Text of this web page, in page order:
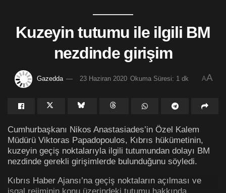
Kuzeyin tutumu ile ilgili BM
nezdinde girişim
Gazedda 23 Haziran 2020 Okuma Süresi: 1 dk AA
Cumhurbaşkanı Nikos Anastasiades’in Özel Kalem
Müdürü Viktoras Papadopoulos, Kıbrıs hükümetinin,
kuzeyin geçiş noktalarıyla ilgili tutumundan dolayı BM
nezdinde gerekli girişimlerde bulunduğunu söyledi.
Kıbrıs Haber Ajansı’na geçiş noktaların açılması ve